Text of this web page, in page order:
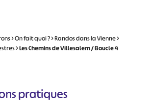
>On fait quoi ?>Randos dans la Vienne>
>Les Chemins de Villesalem / Boucle 4
pratiques